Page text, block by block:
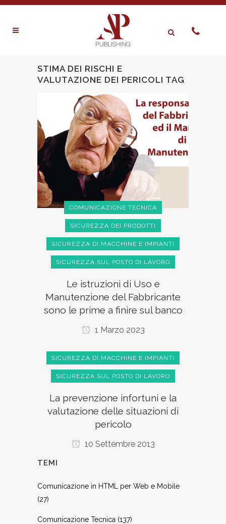
STIMA DEI RISCHI E
VALUTAZIONE DEI PERICOLI TAG
COMUNICAZIONE TECNICA
SICUREZZA DEI PRODOTTI
SICUREZZA DI MACCHINE E IMPIANTI
SICUREZZA SUL POSTO DI LAVORO
Le istruzioni di Uso e
Manutenzione del Fabbricante
sono le prime a finire sul banco
1 Marzo 2023
SICUREZZA DI MACCHINE E IMPIANTI
SICUREZZA SUL POSTO DI LAVORO
La prevenzione infortuni e la
valutazione delle situazioni di
pericolo
10 Settembre 2013
TEMI
Comunicazione in HTML per Web e Mobile
(27)
Comunicazione Tecnica (137)